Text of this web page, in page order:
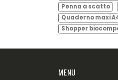
Penna a scatto
Quaderno maxi
Shopper
MENU